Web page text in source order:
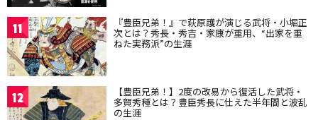
11 『豊臣兄弟！』で萩原護が演じる武将・小堀正
次とは？秀長・秀吉・家康が重用、“出家を重
ねた実務派”の生涯
12 【豊臣兄弟！】2度の改易から復活した武将・
多賀秀種とは？豊臣秀長に仕えた半年間と波乱
の生涯